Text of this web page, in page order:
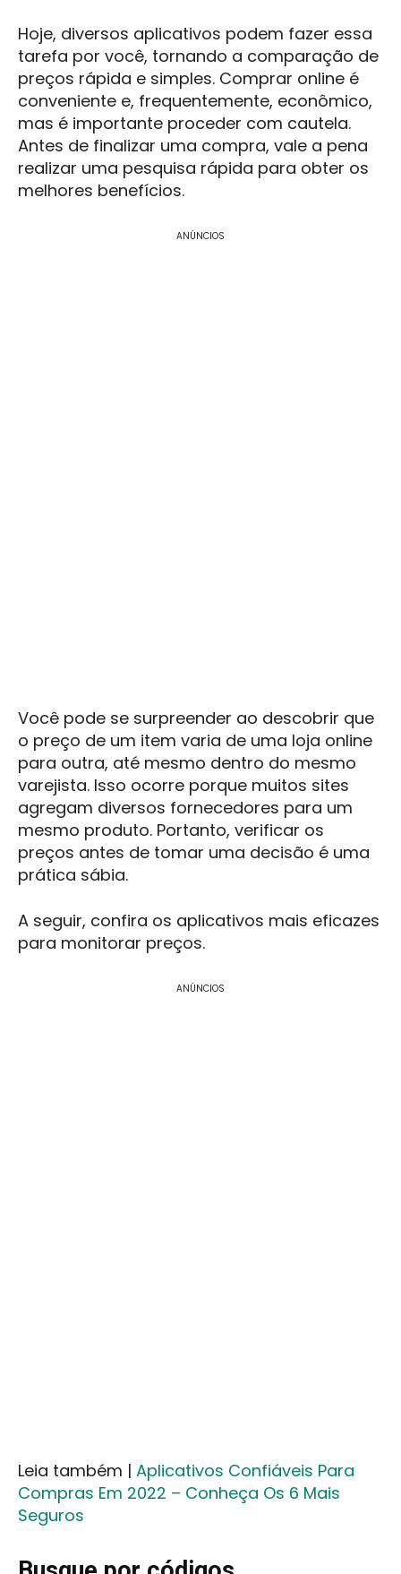
Hoje, diversos aplicativos podem fazer essa
tarefa por você, tornando a comparação de
preços rápida e simples. Comprar online é
conveniente e, frequentemente, econômico,
mas é importante proceder com cautela.
Antes de finalizar uma compra, vale a pena
realizar uma pesquisa rápida para obter os
melhores benefícios.
ANÚNCIOS
Você pode se surpreender ao descobrir que
o preço de um item varia de uma loja online
para outra, até mesmo dentro do mesmo
varejista. Isso ocorre porque muitos sites
agregam diversos fornecedores para um
mesmo produto. Portanto, verificar os
preços antes de tomar uma decisão é uma
prática sábia.
A seguir, confira os aplicativos mais eficazes
para monitorar preços.
ANÚNCIOS
Leia também | Aplicativos Confiáveis Para
Compras Em 2022 – Conheça Os 6 Mais
Seguros